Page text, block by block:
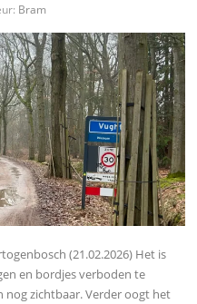
Bram
(21.02.2026) Het is
en bordjes verboden te
zichtbaar. Verder oogt het